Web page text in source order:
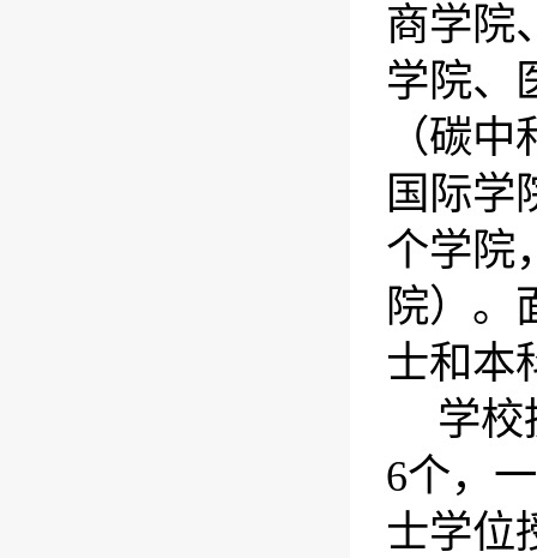
商学院
学院、
（碳
国际学
个学院
院）。
士和本
学校
6个，
士学位